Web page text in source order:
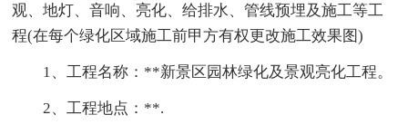
观、地灯、音响、亮化、给排水、管线预埋及施工等工
程(在每个绿化区域施工前甲方有权更改施工效果图)
1、工程名称：**新景区园林绿化及景观亮化工程。
2、工程地点：**.